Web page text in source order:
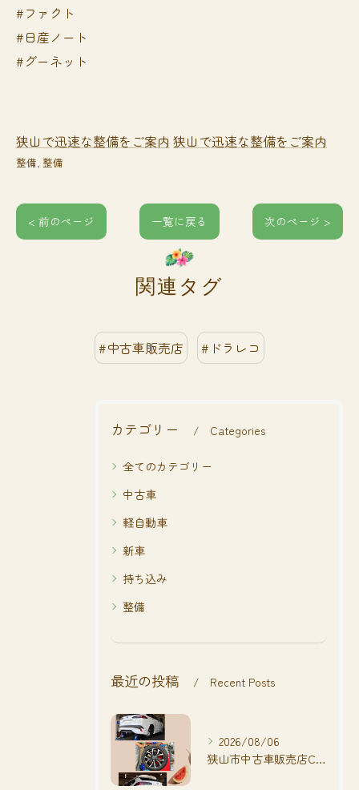
#ファクト
#日産ノート
#グーネット
狭山で迅速な整備をご案内 狭山で迅速な整備をご案内
整備 整備
< 前のページ 一覧に戻る 次のページ >
関連タグ
#中古車販売店 #ドラレコ
カテゴリー Categories
全てのカテゴリー
中古車
軽自動車
新車
持ち込み
整備
最近の投稿 Recent Posts
2026/08/06
狭山市中古車販売店CarShop FACT.🚗